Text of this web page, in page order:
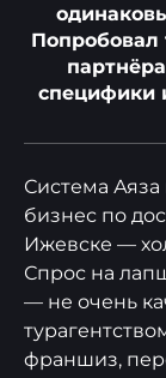
Попробовал
специфики
Система
бизнес по
Ижевске —
Спрос на
— не очень
франшиз,